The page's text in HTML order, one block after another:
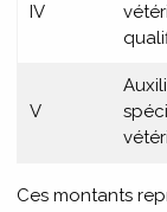
IV
V
Ces montants